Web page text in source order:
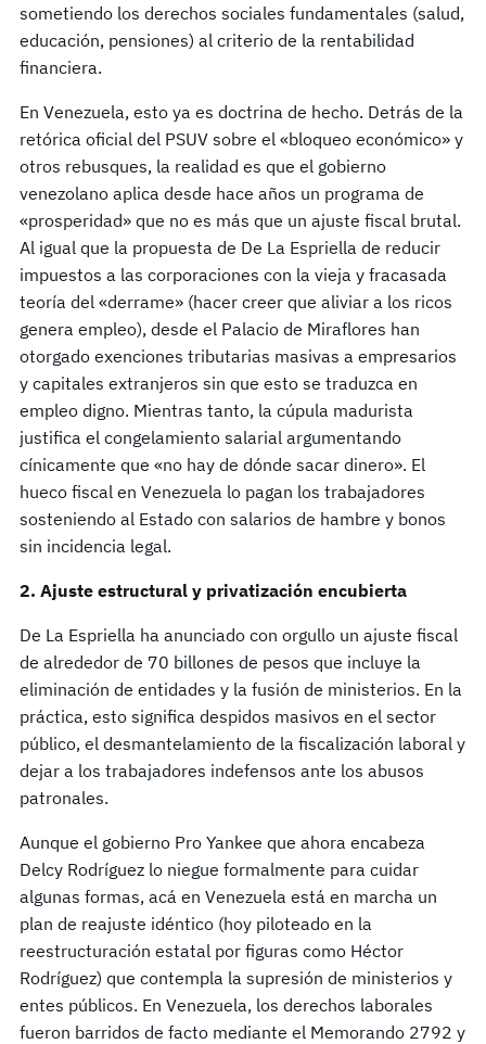
sometiendo los derechos sociales fundamentales (salud,
educación, pensiones) al criterio de la rentabilidad
financiera.
En Venezuela, esto ya es doctrina de hecho. Detrás de la
retórica oficial del PSUV sobre el «bloqueo económico» y
otros rebusques, la realidad es que el gobierno
venezolano aplica desde hace años un programa de
«prosperidad» que no es más que un ajuste fiscal brutal.
Al igual que la propuesta de De La Espriella de reducir
impuestos a las corporaciones con la vieja y fracasada
teoría del «derrame» (hacer creer que aliviar a los ricos
genera empleo), desde el Palacio de Miraflores han
otorgado exenciones tributarias masivas a empresarios
y capitales extranjeros sin que esto se traduzca en
empleo digno. Mientras tanto, la cúpula madurista
justifica el congelamiento salarial argumentando
cínicamente que «no hay de dónde sacar dinero». El
hueco fiscal en Venezuela lo pagan los trabajadores
sosteniendo al Estado con salarios de hambre y bonos
sin incidencia legal.
2. Ajuste estructural y privatización encubierta
De La Espriella ha anunciado con orgullo un ajuste fiscal
de alrededor de 70 billones de pesos que incluye la
eliminación de entidades y la fusión de ministerios. En la
práctica, esto significa despidos masivos en el sector
público, el desmantelamiento de la fiscalización laboral y
dejar a los trabajadores indefensos ante los abusos
patronales.
Aunque el gobierno Pro Yankee que ahora encabeza
Delcy Rodríguez lo niegue formalmente para cuidar
algunas formas, acá en Venezuela está en marcha un
plan de reajuste idéntico (hoy piloteado en la
reestructuración estatal por figuras como Héctor
Rodríguez) que contempla la supresión de ministerios y
entes públicos. En Venezuela, los derechos laborales
fueron barridos de facto mediante el Memorando 2792 y